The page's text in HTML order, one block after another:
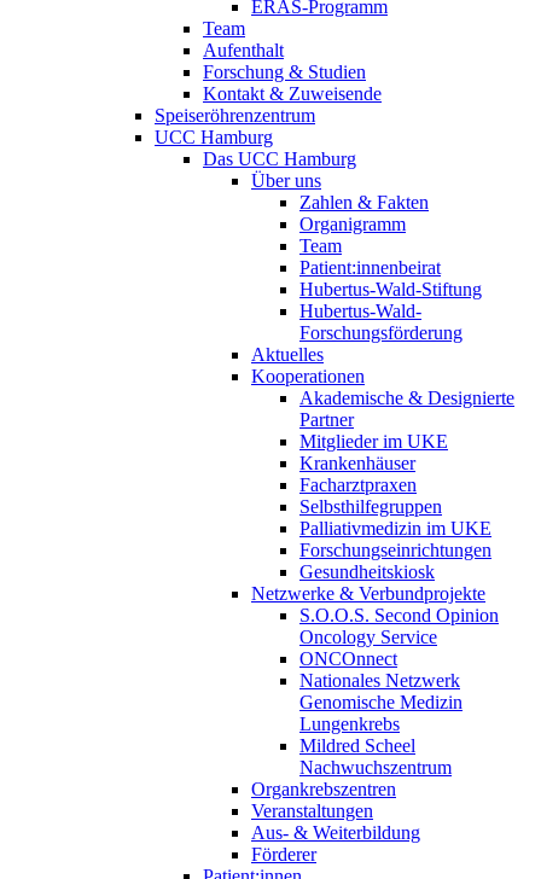
ERAS-Programm
Team
Aufenthalt
Forschung & Studien
Kontakt & Zuweisende
Speiseröhrenzentrum
UCC Hamburg
Das UCC Hamburg
Über uns
Zahlen & Fakten
Organigramm
Team
Patient:innenbeirat
Hubertus-Wald-Stiftung
Hubertus-Wald-
Forschungsförderung
Aktuelles
Kooperationen
Akademische & Designierte
Partner
Mitglieder im UKE
Krankenhäuser
Facharztpraxen
Selbsthilfegruppen
Palliativmedizin im UKE
Forschungseinrichtungen
Gesundheitskiosk
Netzwerke & Verbundprojekte
S.O.O.S. Second Opinion
Oncology Service
ONCOnnect
Nationales Netzwerk
Genomische Medizin
Lungenkrebs
Mildred Scheel
Nachwuchszentrum
Organkrebszentren
Veranstaltungen
Aus- & Weiterbildung
Förderer